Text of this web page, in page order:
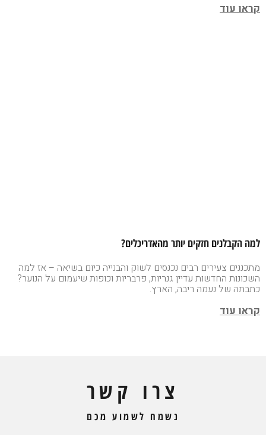
קראו עוד
למה הקבלנים חזקים יותר מהאדריכלים?
מתכננים צעירים רבים נכנסים לשוק והבנייה כיום בשיאה – אז למה
השכונות החדשות עדיין גנריות, פרבריות וכופות שיעמום על הנוער?
כתבתה של נעמה ריבה, הארץ.
קראו עוד
צרו קשר
נשמח לשמוע מכם